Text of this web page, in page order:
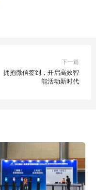
下一篇
拥抱微信签到，开启高效智
能活动新时代